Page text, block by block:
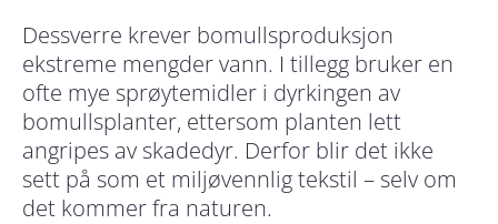
Dessverre krever bomullsproduksjon
ekstreme mengder vann. I tillegg bruker en
ofte mye sprøytemidler i dyrkingen av
bomullsplanter, ettersom planten lett
angripes av skadedyr. Derfor blir det ikke
sett på som et miljøvennlig tekstil – selv om
det kommer fra naturen.